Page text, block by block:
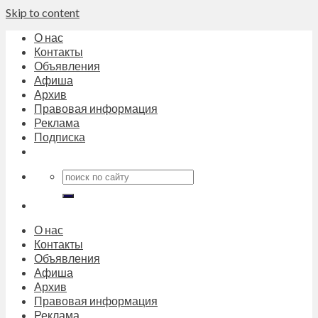
Skip to content
О нас
Контакты
Объявления
Афиша
Архив
Правовая информация
Реклама
Подписка
О нас
Контакты
Объявления
Афиша
Архив
Правовая информация
Реклама